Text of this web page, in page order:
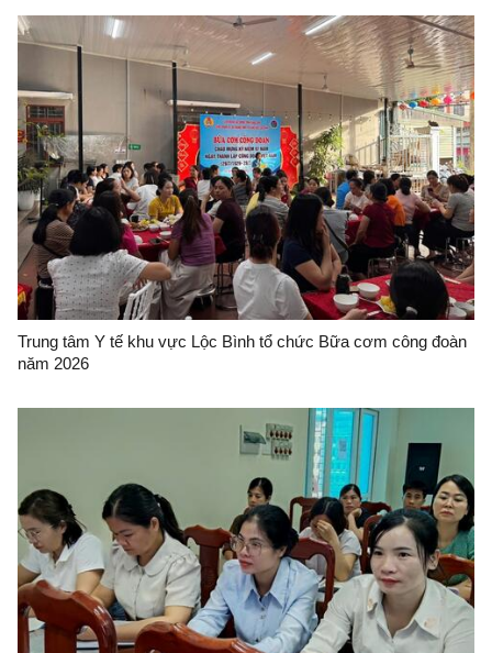
Trung tâm Y tế khu vực Lộc Bình tổ chức Bữa cơm công đoàn
năm 2026